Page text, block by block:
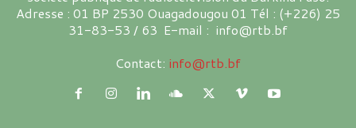
Adresse : 01 BP 2530 Ouagadougou 01 Tél : (+226) 25
31-83-53 / 63 E-mail : info@rtb.bf
Contact: info@rtb.bf